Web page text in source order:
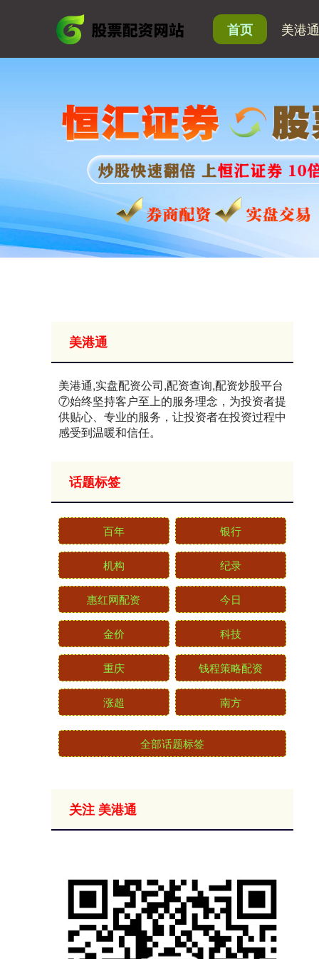
首页 美港通
美港通
美港通,实盘配资公司,配资查询,配资炒股平台
⑦始终坚持客户至上的服务理念，为投资者提
供贴心、专业的服务，让投资者在投资过程中
感受到温暖和信任。
话题标签
百年 银行
机构 纪录
惠红网配资 今日
金价 科技
重庆 钱程策略配资
涨超 南方
全部话题标签
关注 美港通